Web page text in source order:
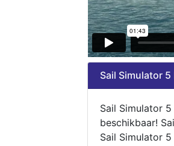
Sail Simulator 5
Sail Simulator
beschikbaar!
Sail Simulator